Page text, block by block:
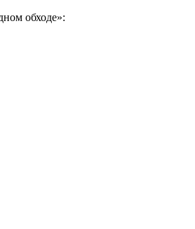
обходе»: